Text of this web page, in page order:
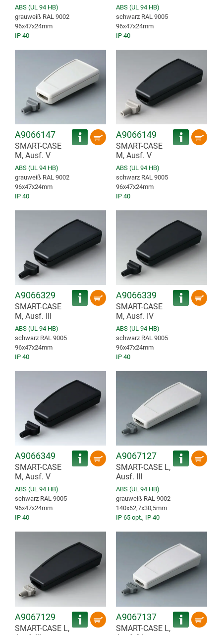
ABS (UL 94 HB)
grauweiß RAL 9002
96x47x24mm
IP 40
ABS (UL 94 HB)
schwarz RAL 9005
96x47x24mm
IP 40
A9066147
SMART-CASE
M, Ausf. V
ABS (UL 94 HB)
grauweiß RAL 9002
96x47x24mm
IP 40
A9066149
SMART-CASE
M, Ausf. V
ABS (UL 94 HB)
schwarz RAL 9005
96x47x24mm
IP 40
A9066329
SMART-CASE
M, Ausf. III
ABS (UL 94 HB)
schwarz RAL 9005
96x47x24mm
IP 40
A9066339
SMART-CASE
M, Ausf. IV
ABS (UL 94 HB)
schwarz RAL 9005
96x47x24mm
IP 40
A9066349
SMART-CASE
M, Ausf. V
ABS (UL 94 HB)
schwarz RAL 9005
96x47x24mm
IP 40
A9067127
SMART-CASE L,
Ausf. III
ABS (UL 94 HB)
grauweiß RAL 9002
140x62,7x30,5mm
IP 65 opt., IP 40
A9067129
SMART-CASE L,
A9067137
SMART-CASE L,